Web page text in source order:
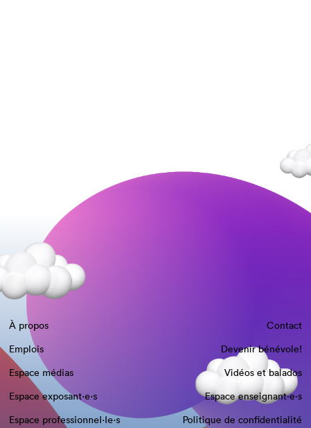
À propos
Contact
Emplois
Devenir bénévole!
Espace médias
Vidéos et balados
Espace exposant·e⋅s
Espace enseignant·e⋅s
Espace professionnel·le⋅s
Politique de confidentialité